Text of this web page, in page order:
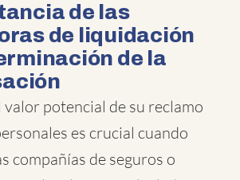
de las
de liquidación
de la
potencial de su reclamo
es crucial cuando
compañías de seguros o